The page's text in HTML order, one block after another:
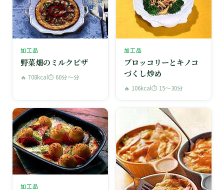
加工品
野菜畑のミルクピザ
🔥 708kcal⏱ 60分〜分
加工品
ブロッコリーとキノコ
づくし炒め
🔥 106kcal⏱ 15〜30分
加工品